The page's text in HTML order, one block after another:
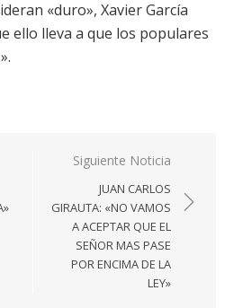
«duro», Xavier García
ello lleva a que los populares
Siguiente Noticia
JUAN CARLOS
GIRAUTA: «NO VAMOS
A ACEPTAR QUE EL
SEÑOR MAS PASE
POR ENCIMA DE LA
LEY»